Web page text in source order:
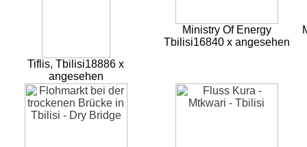
Tiflis, Tbilisi18886 x
angesehen
Ministry Of Energy
Tbilisi16840 x angesehen